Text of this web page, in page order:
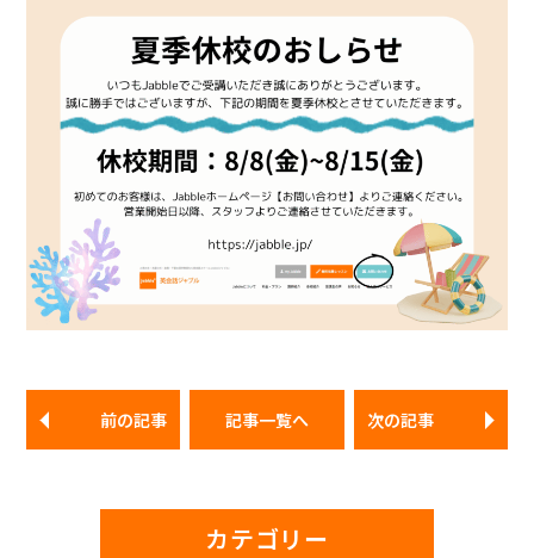
前の記事 記事一覧へ 次の記事
カテゴリー